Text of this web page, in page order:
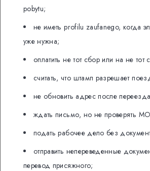
pobytu;
не иметь profilu zaufanego, когда
уже нужна;
оплатить не тот сбор или на не тот
считать, что штамп разрешает
не обновить адрес после
ждать письмо, но не проверять
подать рабочее дело без
отправить непереведенные
перевод присяжного;